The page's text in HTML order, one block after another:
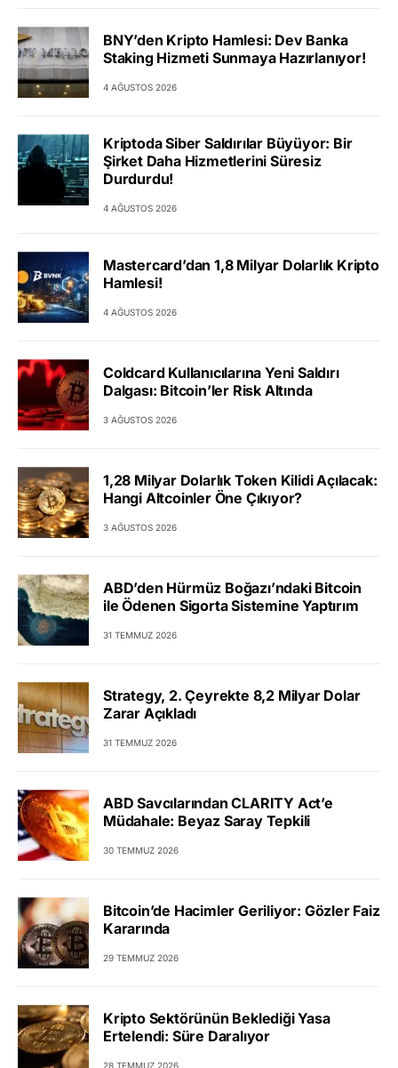
BNY’den Kripto Hamlesi: Dev Banka
Staking Hizmeti Sunmaya Hazırlanıyor!
4 AĞUSTOS 2026
Kriptoda Siber Saldırılar Büyüyor: Bir
Şirket Daha Hizmetlerini Süresiz
Durdurdu!
4 AĞUSTOS 2026
Mastercard’dan 1,8 Milyar Dolarlık Kripto
Hamlesi!
4 AĞUSTOS 2026
Coldcard Kullanıcılarına Yeni Saldırı
Dalgası: Bitcoin’ler Risk Altında
3 AĞUSTOS 2026
1,28 Milyar Dolarlık Token Kilidi Açılacak:
Hangi Altcoinler Öne Çıkıyor?
3 AĞUSTOS 2026
ABD’den Hürmüz Boğazı’ndaki Bitcoin
ile Ödenen Sigorta Sistemine Yaptırım
31 TEMMUZ 2026
Strategy, 2. Çeyrekte 8,2 Milyar Dolar
Zarar Açıkladı
31 TEMMUZ 2026
ABD Savcılarından CLARITY Act’e
Müdahale: Beyaz Saray Tepkili
30 TEMMUZ 2026
Bitcoin’de Hacimler Geriliyor: Gözler Faiz
Kararında
29 TEMMUZ 2026
Kripto Sektörünün Beklediği Yasa
Ertelendi: Süre Daralıyor
28 TEMMUZ 2026